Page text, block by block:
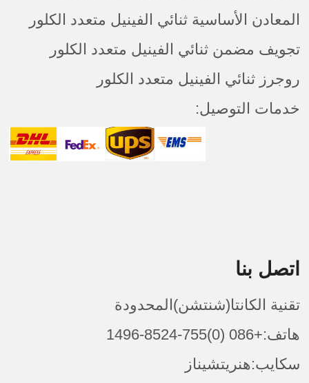
المعادن الأساسية ثنائي الفينيل متعدد الكلور
تجويف مضمن ثنائي الفينيل متعدد الكلور
روجرز ثنائي الفينيل متعدد الكلور
خدمات التوصيل:
اتصل بنا
تقنية الكانتا(شنتشن)المحدودة
هاتف:+086 (0)755-8524-1496
سكايب:هنريتشيناز